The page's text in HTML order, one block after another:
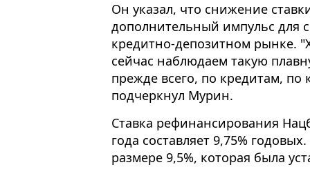
Он указал, что снижение
дополнительный импульс для
кредитно-депозитном рынке.
сейчас наблюдаем такую
прежде всего, по кредитам,
подчеркнул Мурин.
Ставка рефинансирования
года составляет 9,75%
размере 9,5%, которая была